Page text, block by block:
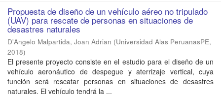
Propuesta de diseño de un vehículo aéreo no tripulado
(UAV) para rescate de personas en situaciones de
desastres naturales
D'Angelo Malpartida, Joan Adrian (Universidad Alas PeruanasPE,
2018)
El presente proyecto consiste en el estudio para el diseño de un
vehículo aeronáutico de despegue y aterrizaje vertical, cuya
función será rescatar personas en situaciones de desastres
naturales. El vehículo tendrá la ...